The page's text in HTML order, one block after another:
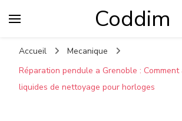
Coddim
Accueil
Mecanique
Réparation pendule a Grenoble :
liquides de nettoyage pour horloges